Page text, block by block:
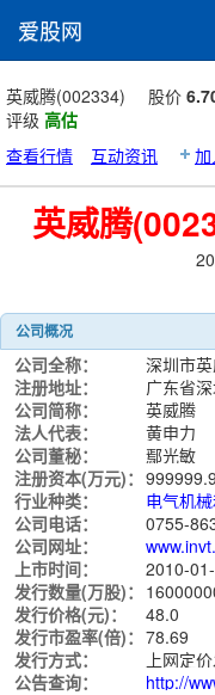
爱股网
英威腾(002334) 股价
评级 高估
查看行情
互动资讯
英威腾
公司概况
公司全称：
注册地址：
公司简称：
英威腾
法人代表：
黄申力
公司董秘：
鄢光敏
注册资本(万元)：
行业种类：
电气机
公司电话：
0755-
公司网址：
上市时间：
2010-
发行数量(万股)：
发行价格(元)：
48.0
发行市盈率(倍)： 78.69
发行方式：
公告查询：